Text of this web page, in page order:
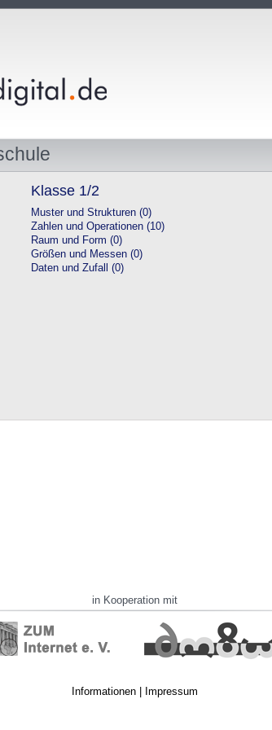
Klasse 1/2
Muster und Strukturen (0)
Zahlen und Operationen (10)
Raum und Form (0)
Größen und Messen (0)
Daten und Zufall (0)
in Kooperation mit
Informationen| Impressum